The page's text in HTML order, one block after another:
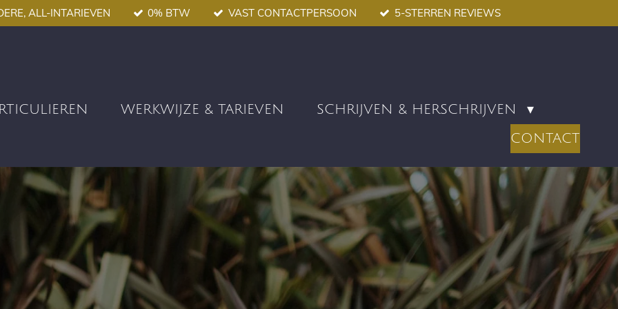
ALL-INTARIEVEN 0% BTW VAST CONTACTPERSOON 5-STERREN REVIEWS
WERKWIJZE & TARIEVEN
SCHRIJVEN & HERSCHRIJVEN
CONTACT